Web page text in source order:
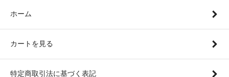
ホーム
カートを見る
特定商取引法に基づく表記